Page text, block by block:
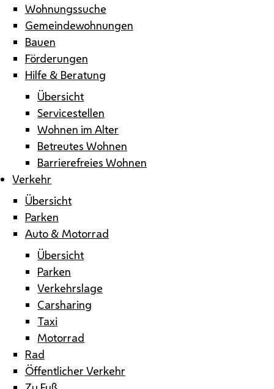
Wohnungssuche
Gemeindewohnungen
Bauen
Förderungen
Hilfe & Beratung
Übersicht
Servicestellen
Wohnen im Alter
Betreutes Wohnen
Barrierefreies Wohnen
Verkehr
Übersicht
Parken
Auto & Motorrad
Übersicht
Parken
Verkehrslage
Carsharing
Taxi
Motorrad
Rad
Öffentlicher Verkehr